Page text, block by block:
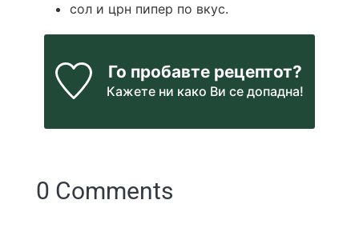
сол и црн пипер по вкус.
Го пробавте рецептот?
Кажете ни како Ви се допадна!
0 Comments